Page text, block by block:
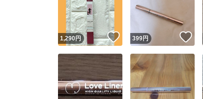
1,290円 いいね！
399円